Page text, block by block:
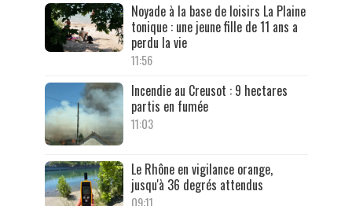
Noyade à la base de loisirs La Plaine
tonique : une jeune fille de 11 ans a
perdu la vie
11:56
Incendie au Creusot : 9 hectares
partis en fumée
11:03
Le Rhône en vigilance orange,
jusqu'à 36 degrés attendus
09:11